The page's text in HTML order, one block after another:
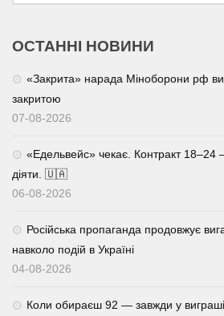
ОСТАННІ НОВИНИ
«Закрита» нарада Міноборони рф
закритою
07-08-2026
«Едельвейс» чекає. Контракт 18–24
діяти. 🇺🇦
06-08-2026
Російська пропаганда продовжує
навколо подій в Україні
04-08-2026
Коли обираєш 92 — завжди у